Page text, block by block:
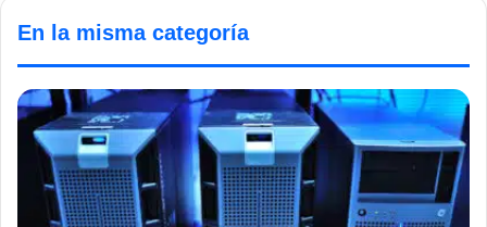
En la misma categoría